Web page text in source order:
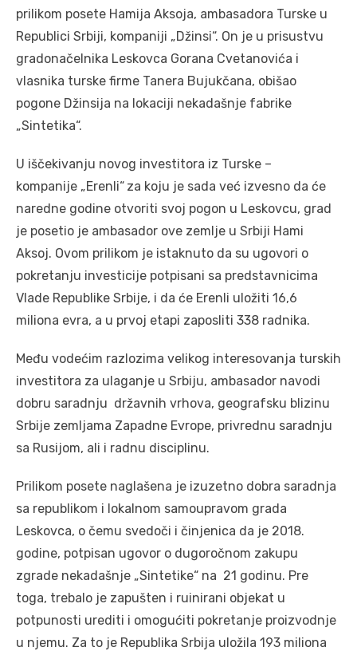
prilikom posete Hamija Aksoja, ambasadora Turske u
Republici Srbiji, kompaniji „Džinsi“. On je u prisustvu
gradonačelnika Leskovca Gorana Cvetanovića i
vlasnika turske firme Tanera Bujukčana, obišao
pogone Džinsija na lokaciji nekadašnje fabrike
„Sintetika“.
U iščekivanju novog investitora iz Turske –
kompanije „Erenli“ za koju je sada već izvesno da će
naredne godine otvoriti svoj pogon u Leskovcu, grad
je posetio je ambasador ove zemlje u Srbiji Hami
Aksoj. Ovom prilikom je istaknuto da su ugovori o
pokretanju investicije potpisani sa predstavnicima
Vlade Republike Srbije, i da će Erenli uložiti 16,6
miliona evra, a u prvoj etapi zaposliti 338 radnika.
Među vodećim razlozima velikog interesovanja turskih
investitora za ulaganje u Srbiju, ambasador navodi
dobru saradnju državnih vrhova, geografsku blizinu
Srbije zemljama Zapadne Evrope, privrednu saradnju
sa Rusijom, ali i radnu disciplinu.
Prilikom posete naglašena je izuzetno dobra saradnja
sa republikom i lokalnom samoupravom grada
Leskovca, o čemu svedoči i činjenica da je 2018.
godine, potpisan ugovor o dugoročnom zakupu
zgrade nekadašnje „Sintetike“ na 21 godinu. Pre
toga, trebalo je zapušten i ruinirani objekat u
potpunosti urediti i omogućiti pokretanje proizvodnje
u njemu. Za to je Republika Srbija uložila 193 miliona